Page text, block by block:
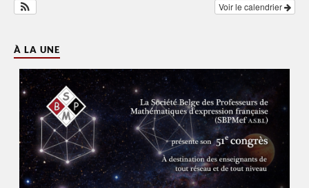
Voir le calendrier
À LA UNE